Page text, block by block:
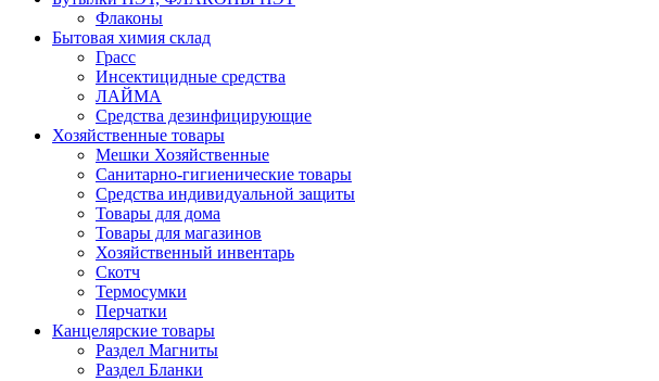
Флаконы
Бытовая химия склад
Грасс
Инсектицидные средства
ЛАЙМА
Средства дезинфицирующие
Хозяйственные товары
Мешки Хозяйственные
Санитарно-гигиенические товары
Средства индивидуальной защиты
Товары для дома
Товары для магазинов
Хозяйственный инвентарь
Скотч
Термосумки
Перчатки
Канцелярские товары
Раздел Магниты
Раздел Бланки